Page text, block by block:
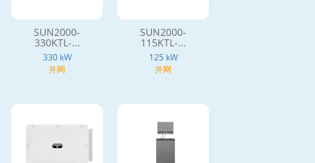
SUN2000-
330KTL-...
330 kW
并网
SUN2000-
115KTL-...
125 kW
并网